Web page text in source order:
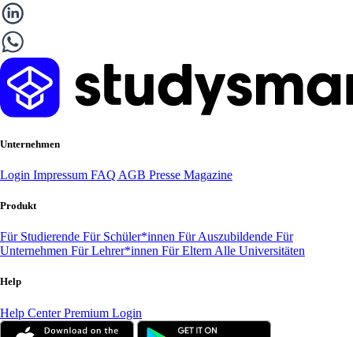
Unternehmen
Login Impressum FAQ AGB Presse Magazine
Produkt
Für Studierende Für Schüler*innen Für Auszubildende Für
Unternehmen Für Lehrer*innen Für Eltern Alle Universitäten
Help
Help CenterPremium Login